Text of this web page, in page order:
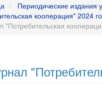
Периодические издания
кооперация" 2024
"Потребительская